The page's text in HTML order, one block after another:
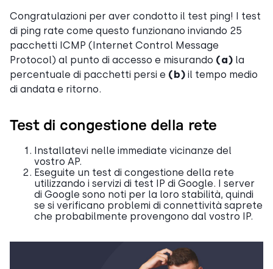
Congratulazioni per aver condotto il test ping! I test
di ping rate come questo funzionano inviando 25
pacchetti ICMP (Internet Control Message
Protocol) al punto di accesso e misurando (a) la
percentuale di pacchetti persi e (b) il tempo medio
di andata e ritorno.
Test di congestione della rete
Installatevi nelle immediate vicinanze del
vostro AP.
Eseguite un test di congestione della rete
utilizzando i servizi di test IP di Google. I server
di Google sono noti per la loro stabilità, quindi
se si verificano problemi di connettività saprete
che probabilmente provengono dal vostro IP.